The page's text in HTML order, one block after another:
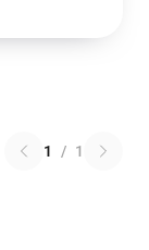
1 / 1